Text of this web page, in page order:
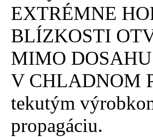
EXTRÉMNE
BLÍZKOSTI
MIMO
V CHLADNOM
tekutým
propagáciu.